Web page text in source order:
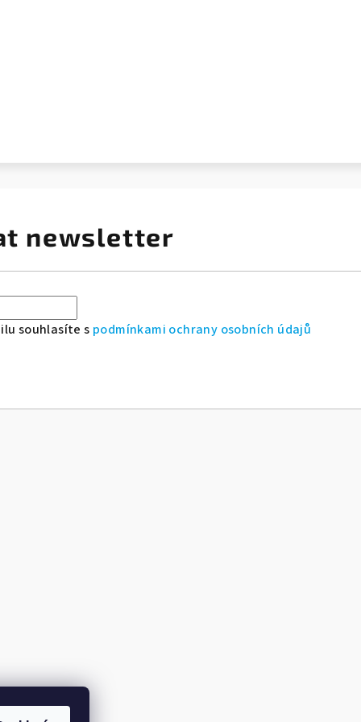
newsletter
souhlasíte s podmínkami ochrany osobních údajů